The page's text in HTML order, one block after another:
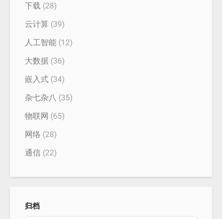
下载 (28)
云计算 (39)
人工智能 (12)
大数据 (36)
嵌入式 (34)
杂七杂八 (35)
物联网 (65)
网络 (28)
通信 (22)
归档